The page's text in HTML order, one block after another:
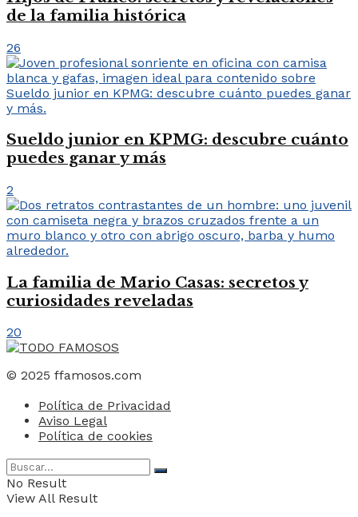
de la familia histórica
26
Sueldo junior en KPMG: descubre cuánto
puedes ganar y más
2
La familia de Mario Casas: secretos y
curiosidades reveladas
20
© 2025 ffamosos.com
Política de Privacidad
Aviso Legal
Política de cookies
No Result
View All Result